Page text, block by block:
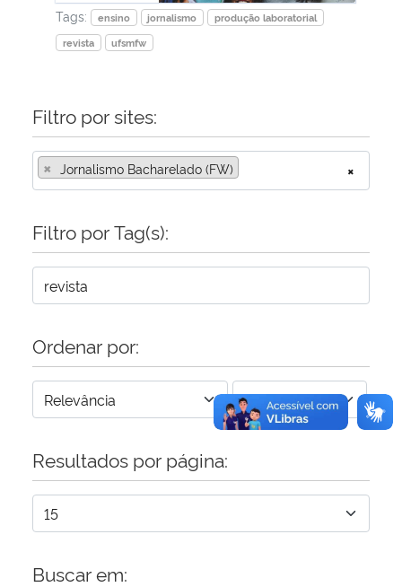
Controladoria-Geral da União
Secretaria-Geral
Secretaria de Governo
Advocacia-Geral da União
Banco Central do Brasil
Planalto
Tags: ensino jornalismo
produção laboratorial
revista
ufsmfw
Filtro por sites:
×
× Jornalismo Bacharelado (FW)
Filtro por Tag(s):
Ordenar por:
Resultados por página:
Buscar em: